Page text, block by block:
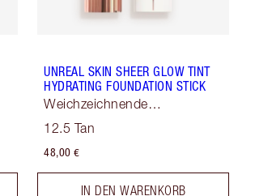
UNREAL SKIN SHEER GLOW TINT
HYDRATING FOUNDATION STICK
Weichzeichnende
12.5 Tan
48,00 €
IN DEN WARENKORB